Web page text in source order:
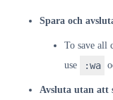
Spara och
To save all
use
:wa
Avsluta utan att